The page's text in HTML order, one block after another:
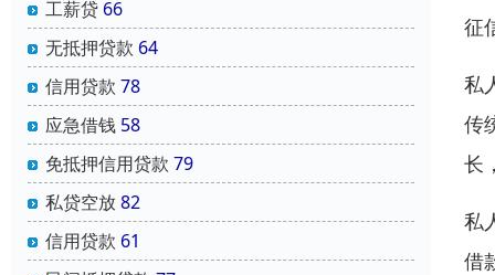
工薪贷 66
无抵押贷款 64
信用贷款 78
应急借钱 58
免抵押信用贷款 79
私贷空放82
信用贷款 61
征
私
传
长
私
借